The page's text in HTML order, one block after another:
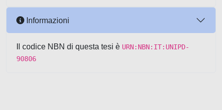
Informazioni
Il codice NBN di questa tesi è URN:NBN:IT:UNIPD-
90806